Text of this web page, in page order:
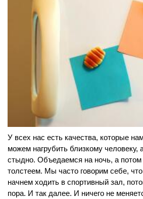
У всех нас есть качества, которые
можем нагрубить близкому человеку,
стыдно. Объедаемся на ночь, а
толстеем. Мы часто говорим себе,
начнем ходить в спортивный зал,
пора. И так далее. И ничего не